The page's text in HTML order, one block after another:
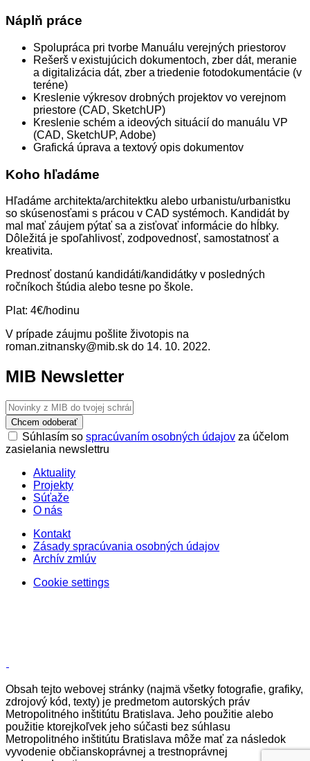
Náplň práce
Spolupráca pri tvorbe Manuálu verejných priestorov
Rešerš v existujúcich dokumentoch, zber dát, meranie
a digitalizácia dát, zber a triedenie fotodokumentácie (v
teréne)
Kreslenie výkresov drobných projektov vo verejnom
priestore (CAD, SketchUP)
Kreslenie schém a ideových situácií do manuálu VP
(CAD, SketchUP, Adobe)
Grafická úprava a textový opis dokumentov
Koho hľadáme
Hľadáme architekta/architektku alebo urbanistu/urbanistku
so skúsenosťami s prácou v CAD systémoch. Kandidát by
mal mať záujem pýtať sa a zisťovať informácie do hĺbky.
Dôležitá je spoľahlivosť, zodpovednosť, samostatnosť a
kreativita.
Prednosť dostanú kandidáti/kandidátky v posledných
ročníkoch štúdia alebo tesne po škole.
Plat: 4€/hodinu
V prípade záujmu pošlite životopis na
roman.zitnansky@mib.sk do 14. 10. 2022.
MIB Newsletter
Chcem odoberať
Súhlasím so spracúvaním osobných údajov za účelom
zasielania newslettru
Aktuality
Projekty
Súťaže
O nás
Kontakt
Zásady spracúvania osobných údajov
Archív zmlúv
Cookie settings
Obsah tejto webovej stránky (najmä všetky fotografie, grafiky,
zdrojový kód, texty) je predmetom autorských práv
Metropolitného inštitútu Bratislava. Jeho použitie alebo
použitie ktorejkoľvek jeho súčasti bez súhlasu
Metropolitného inštitútu Bratislava môže mať za následok
vyvodenie občianskoprávnej a trestnoprávnej